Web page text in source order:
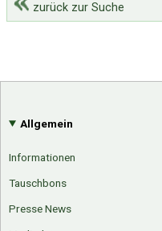
zurück zur Suche
Allgemein
Informationen
Tauschbons
Presse News